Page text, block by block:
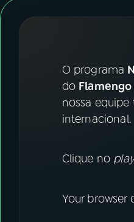
YouTube
Instagram
O programa
do Flamengo
nossa
internacional.
Clique no
Your